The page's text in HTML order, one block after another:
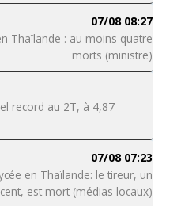
07/08 08:27
Thaïlande : au moins quatre
morts (ministre)
record au 2T, à 4,87
07/08 07:23
en Thaïlande: le tireur, un
est mort (médias locaux)